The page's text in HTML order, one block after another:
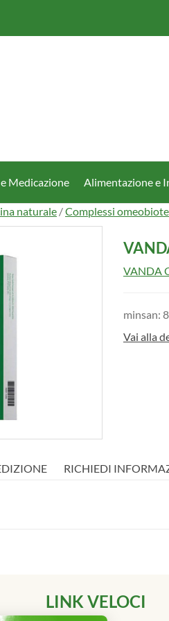
Medicazione Alimentazione e
naturale /Complessi
VANDA
minsan:
Vai alla
RICHIEDI
LINK VELOCI